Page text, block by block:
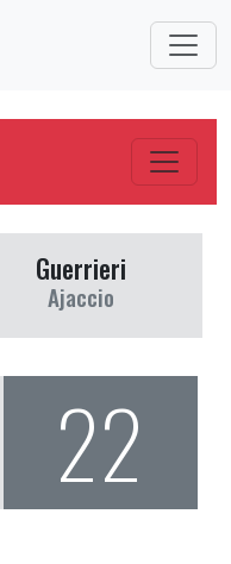
Guerrieri
Ajaccio
22